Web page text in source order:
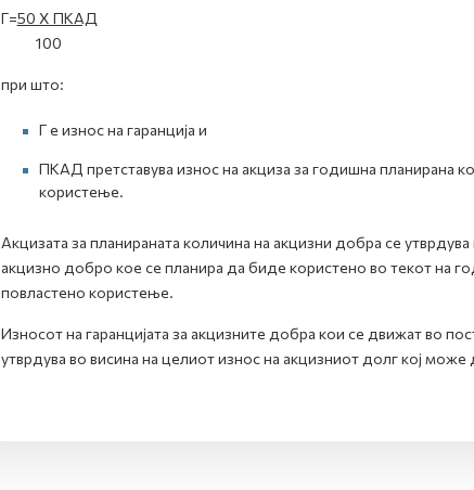
Г=50 X ПКАД
100
при што:
Г е износ на гаранција и
ПКАД претставува износ на акциза за годишна планирана
користење.
Акцизата за планираната количина на акцизни добра се
акцизно добро кое се планира да биде користено во текот на
повластено користење.
Износот на гаранцијата за акцизните добра кои се движат во
утврдува во висина на целиот износ на акцизниот долг кој може